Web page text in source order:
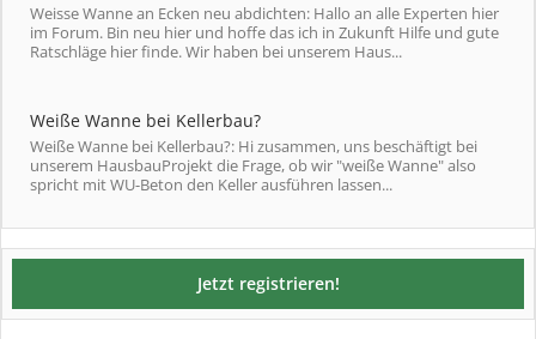
Weisse Wanne an Ecken neu abdichten: Hallo an alle Experten hier
im Forum. Bin neu hier und hoffe das ich in Zukunft Hilfe und gute
Ratschläge hier finde. Wir haben bei unserem Haus...
Weiße Wanne bei Kellerbau?
Weiße Wanne bei Kellerbau?: Hi zusammen, uns beschäftigt bei
unserem HausbauProjekt die Frage, ob wir "weiße Wanne" also
spricht mit WU-Beton den Keller ausführen lassen...
Jetzt registrieren!